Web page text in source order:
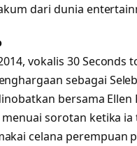
dari dunia
vokalis 30 Seconds
sebagai
bersama Ellen
sorotan ketika
celana perempuan